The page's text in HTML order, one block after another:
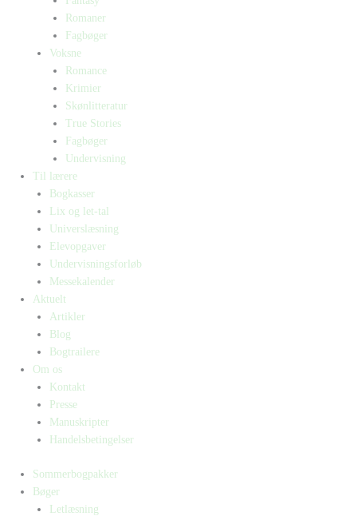
Romaner
Fagbøger
Voksne
Romance
Krimier
Skønlitteratur
True Stories
Fagbøger
Undervisning
Til lærere
Bogkasser
Lix og let-tal
Universlæsning
Elevopgaver
Undervisningsforløb
Messekalender
Aktuelt
Artikler
Blog
Bogtrailere
Om os
Kontakt
Presse
Manuskripter
Handelsbetingelser
Sommerbogpakker
Bøger
Letlæsning